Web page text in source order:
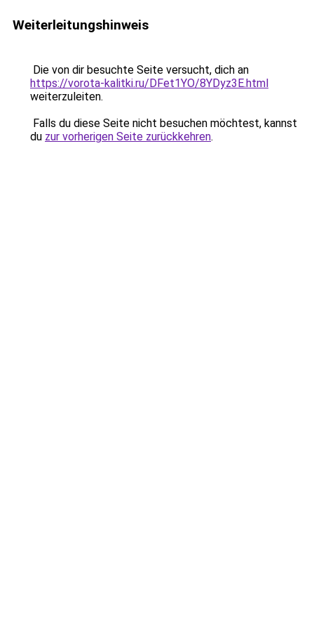
Weiterleitungshinweis
Die von dir besuchte Seite versucht, dich an
https://vorota-kalitki.ru/DFet1YO/8YDyz3E.html
weiterzuleiten.
Falls du diese Seite nicht besuchen möchtest, kannst
du zur vorherigen Seite zurückkehren.